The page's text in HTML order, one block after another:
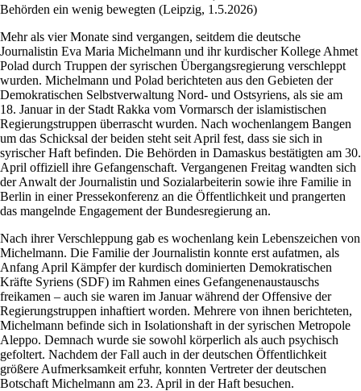
Behörden ein wenig bewegten (Leipzig, 1.5.2026)
Mehr als vier Monate sind vergangen, seitdem die deutsche
Journalistin Eva Maria Michelmann und ihr kurdischer Kollege Ahmet
Polad durch Truppen der syrischen Übergangsregierung verschleppt
wurden. Michelmann und Polad berichteten aus den Gebieten der
Demokratischen Selbstverwaltung Nord- und Ostsyriens, als sie am
18. Januar in der Stadt Rakka vom Vormarsch der islamistischen
Regierungstruppen überrascht wurden. Nach wochenlangem Bangen
um das Schicksal der beiden steht seit April fest, dass sie sich in
syrischer Haft befinden. Die Behörden in Damaskus bestätigten am 30.
April offiziell ihre Gefangenschaft. Vergangenen Freitag wandten sich
der Anwalt der Journalistin und Sozialarbeiterin sowie ihre Familie in
Berlin in einer Pressekonferenz an die Öffentlichkeit und prangerten
das mangelnde Engagement der Bundesregierung an.
Nach ihrer Verschleppung gab es wochenlang kein Lebenszeichen von
Michelmann. Die Familie der Journalistin konnte erst aufatmen, als
Anfang April Kämpfer der kurdisch dominierten Demokratischen
Kräfte Syriens (SDF) im Rahmen eines Gefangenenaustauschs
freikamen – auch sie waren im Januar während der Offensive der
Regierungstruppen inhaftiert worden. Mehrere von ihnen berichteten,
Michelmann befinde sich in Isolationshaft in der syrischen Metropole
Aleppo. Demnach wurde sie sowohl körperlich als auch psychisch
gefoltert. Nachdem der Fall auch in der deutschen Öffentlichkeit
größere Aufmerksamkeit erfuhr, konnten Vertreter der deutschen
Botschaft Michelmann am 23. April in der Haft besuchen.